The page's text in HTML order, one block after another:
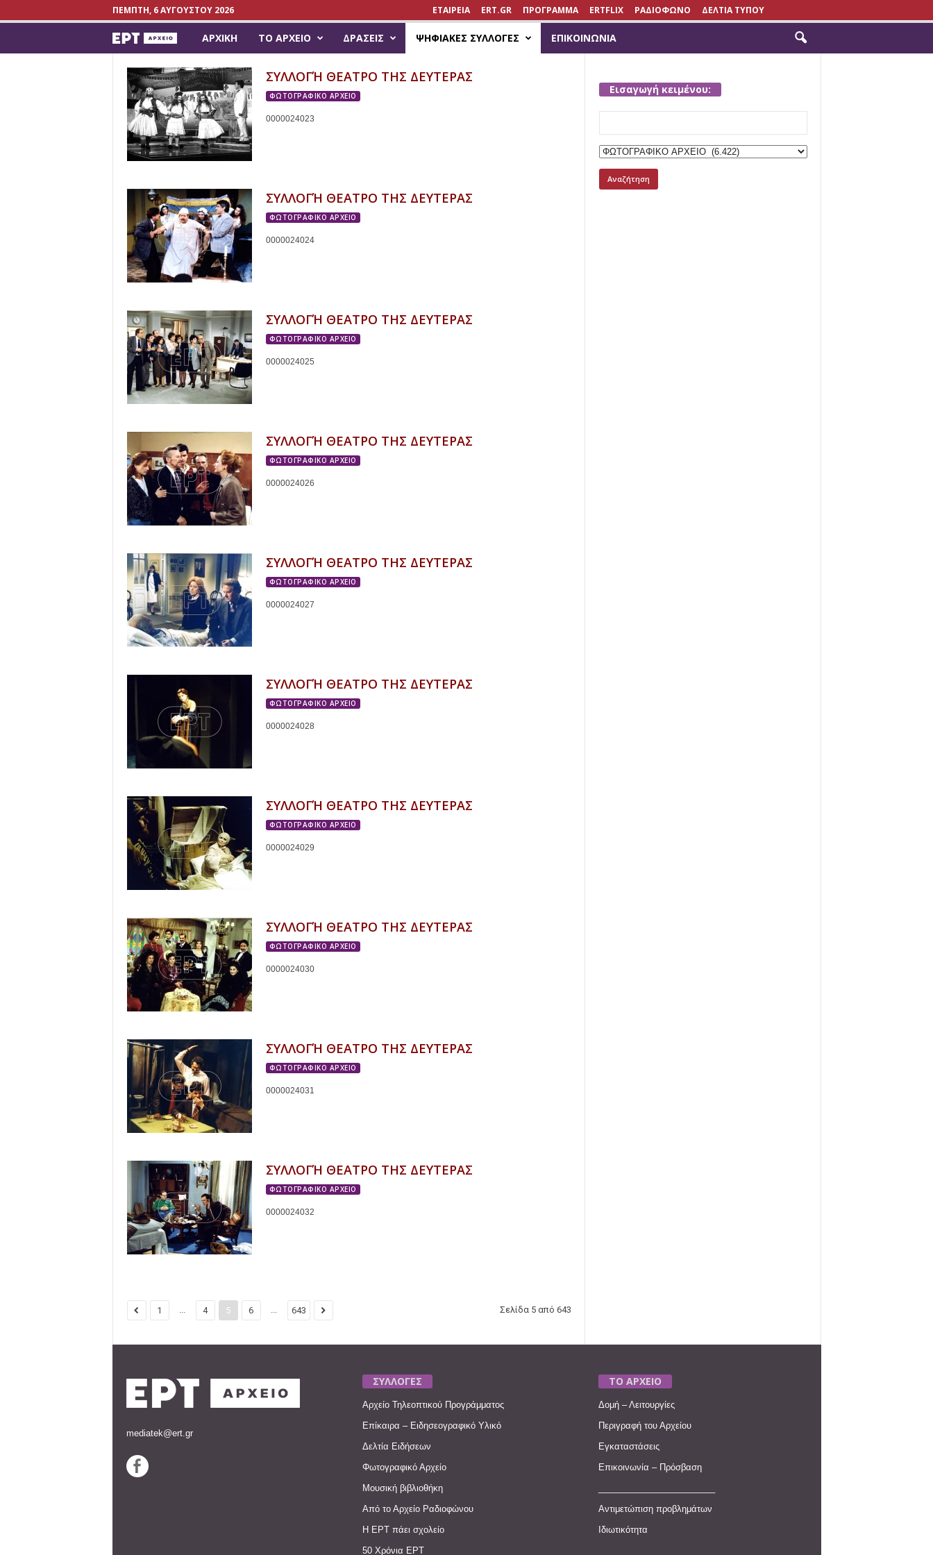
ΠΈΜΠΤΗ, 6 ΑΥΓΟΎΣΤΟΥ 2026 ΕΤΑΙΡΕΙΑ ERT.GR ΠΡΟΓΡΑΜΜΑ ERTFLIX ΡΑΔΙΟΦΩΝΟ ΔΕΛΤΙΑ ΤΥΠΟΥ
r
c
h
i
v
e
.
e
r
t
.
g
r
ΑΡΧΙΚΉ ΤΟ ΑΡΧΕΊΟ ΔΡΆΣΕΙΣ ΨΗΦΙΑΚΈΣ ΣΥΛΛΟΓΈΣ ΕΠΙΚΟΙΝΩΝΊΑ
ΣΥΛΛΟΓΉ ΘΕΑΤΡΟ ΤΗΣ ΔΕΥΤΕΡΑΣ
ΦΩΤΟΓΡΑΦΙΚΟ ΑΡΧΕΙΟ
0000024023
ΣΥΛΛΟΓΉ ΘΕΑΤΡΟ ΤΗΣ ΔΕΥΤΕΡΑΣ
ΦΩΤΟΓΡΑΦΙΚΟ ΑΡΧΕΙΟ
0000024024
ΣΥΛΛΟΓΉ ΘΕΑΤΡΟ ΤΗΣ ΔΕΥΤΕΡΑΣ
ΦΩΤΟΓΡΑΦΙΚΟ ΑΡΧΕΙΟ
0000024025
ΣΥΛΛΟΓΉ ΘΕΑΤΡΟ ΤΗΣ ΔΕΥΤΕΡΑΣ
ΦΩΤΟΓΡΑΦΙΚΟ ΑΡΧΕΙΟ
0000024026
ΣΥΛΛΟΓΉ ΘΕΑΤΡΟ ΤΗΣ ΔΕΥΤΕΡΑΣ
ΦΩΤΟΓΡΑΦΙΚΟ ΑΡΧΕΙΟ
0000024027
ΣΥΛΛΟΓΉ ΘΕΑΤΡΟ ΤΗΣ ΔΕΥΤΕΡΑΣ
ΦΩΤΟΓΡΑΦΙΚΟ ΑΡΧΕΙΟ
0000024028
ΣΥΛΛΟΓΉ ΘΕΑΤΡΟ ΤΗΣ ΔΕΥΤΕΡΑΣ
ΦΩΤΟΓΡΑΦΙΚΟ ΑΡΧΕΙΟ
0000024029
ΣΥΛΛΟΓΉ ΘΕΑΤΡΟ ΤΗΣ ΔΕΥΤΕΡΑΣ
ΦΩΤΟΓΡΑΦΙΚΟ ΑΡΧΕΙΟ
0000024030
ΣΥΛΛΟΓΉ ΘΕΑΤΡΟ ΤΗΣ ΔΕΥΤΕΡΑΣ
ΦΩΤΟΓΡΑΦΙΚΟ ΑΡΧΕΙΟ
0000024031
ΣΥΛΛΟΓΉ ΘΕΑΤΡΟ ΤΗΣ ΔΕΥΤΕΡΑΣ
ΦΩΤΟΓΡΑΦΙΚΟ ΑΡΧΕΙΟ
0000024032
1 ... 4 5 6 ... 643 Σελίδα 5 από 643
Εισαγωγή κειμένου:
for:
mediatek@ert.gr
ΣΥΛΛΟΓΕΣ
Αρχείο Τηλεοπτικού Προγράμματος
Επίκαιρα – Ειδησεογραφικό Υλικό
Δελτία Ειδήσεων
Φωτογραφικό Αρχείο
Μουσική βιβλιοθήκη
Από το Αρχείο Ραδιοφώνου
Η ΕΡΤ πάει σχολείο
50 Χρόνια ΕΡΤ
ΤΟ ΑΡΧΕΙΟ
Δομή – Λειτουργίες
Περιγραφή του Αρχείου
Εγκαταστάσεις
Επικοινωνία – Πρόσβαση
Αντιμετώπιση προβλημάτων
Ιδιωτικότητα